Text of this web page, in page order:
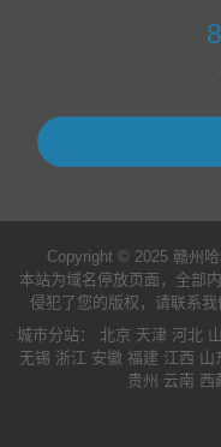
Copyright © 2025 赣州
本站为域名停放页面，全部
侵犯了您的版权，请联系
城市分站： 北京 天津 河北
无锡 浙江 安徽 福建 江西 山
贵州 云南 西